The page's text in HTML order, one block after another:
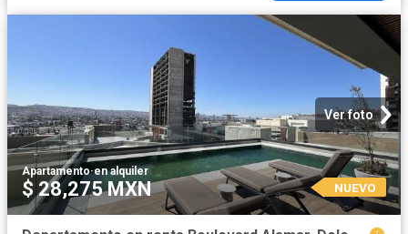
Ver foto
Apartamento·en alquiler
$ 28,275 MXN NUEVO